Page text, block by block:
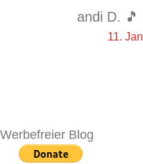
andi D. 🎵
11.
Werbefreier Blog